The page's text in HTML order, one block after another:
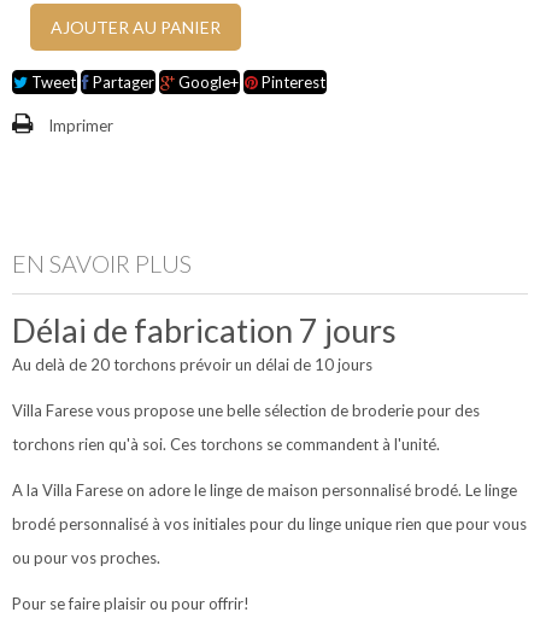
AJOUTER AU PANIER
Tweet Partager Google+ Pinterest
Imprimer
EN SAVOIR PLUS
Délai de fabrication 7 jours
Au delà de 20 torchons prévoir un délai de 10 jours
Villa Farese vous propose une belle sélection de broderie pour des
torchons rien qu'à soi. Ces torchons se commandent à l'unité.
A la Villa Farese on adore le linge de maison personnalisé brodé. Le linge
brodé personnalisé à vos initiales pour du linge unique rien que pour vous
ou pour vos proches.
Pour se faire plaisir ou pour offrir!